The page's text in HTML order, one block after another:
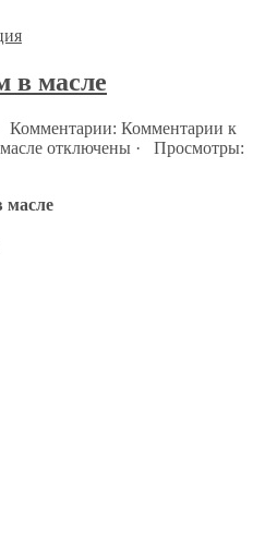
в масле
Комментарии: Комментарии к
отключены · Просмотры: